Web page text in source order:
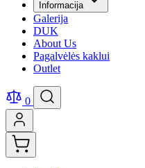
Informacija
Galerija
DUK
About Us
Pagalvėlės kaklui
Outlet
0